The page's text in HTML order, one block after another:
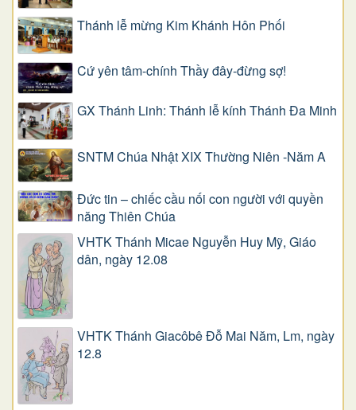
Thánh lễ mừng Kim Khánh Hôn Phối
Cứ yên tâm-chính Thầy đây-đừng sợ!
GX Thánh Linh: Thánh lễ kính Thánh Đa Minh
SNTM Chúa Nhật XIX Thường Niên -Năm A
Đức tin – chiếc cầu nối con người với quyền
năng Thiên Chúa
VHTK Thánh Micae Nguyễn Huy Mỹ, Giáo
dân, ngày 12.08
VHTK Thánh Giacôbê Ðỗ Mai Năm, Lm, ngày
12.8